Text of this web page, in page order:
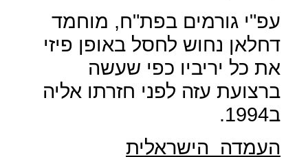
עפ"י גורמים בפת"ח, מוחמד
דחלאן נחוש לחסל באופן פיזי
את כל יריביו כפי שעשה
ברצועת עזה לפני חזרתו אליה
ב1994.
העמדה
הישראלית